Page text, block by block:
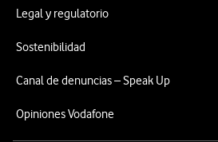
Legal y regulatorio
Sostenibilidad
Canal de denuncias – Speak Up
Opiniones Vodafone